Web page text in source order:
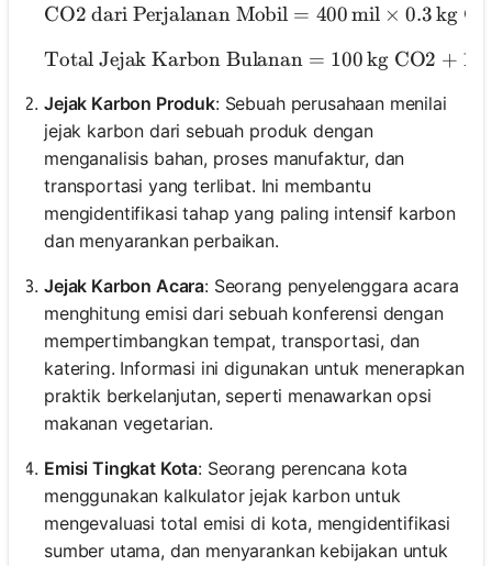
\text{CO2
CO2 dari Perjalanan Mobil = 400mil × 0.3kg
\text{Total
Total Jejak Karbon Bulanan = 100kg CO2 +
Jejak Karbon Produk: Sebuah perusahaan menilai
jejak karbon dari sebuah produk dengan
menganalisis bahan, proses manufaktur, dan
transportasi yang terlibat. Ini membantu
mengidentifikasi tahap yang paling intensif karbon
dan menyarankan perbaikan.
Jejak Karbon Acara: Seorang penyelenggara acara
menghitung emisi dari sebuah konferensi dengan
mempertimbangkan tempat, transportasi, dan
katering. Informasi ini digunakan untuk menerapkan
praktik berkelanjutan, seperti menawarkan opsi
makanan vegetarian.
Emisi Tingkat Kota: Seorang perencana kota
menggunakan kalkulator jejak karbon untuk
mengevaluasi total emisi di kota, mengidentifikasi
sumber utama, dan menyarankan kebijakan untuk